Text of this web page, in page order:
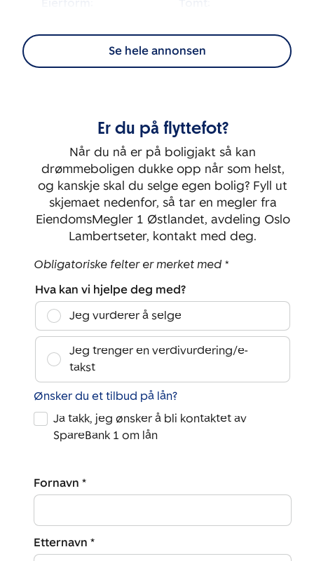
Energimerking:
BRA-i:
1
Rom:
3
Soverom:
2
Se hele annonsen
Er du på flyttefot?
Når du nå er på boligjakt så kan
drømmeboligen dukke opp når som helst,
og kanskje skal du selge egen bolig? Fyll ut
skjemaet nedenfor, så tar en megler fra
EiendomsMegler 1 Østlandet, avdeling Oslo
Lambertseter, kontakt med deg.
Obligatoriske felter er merket med *
Hva kan vi hjelpe deg med?
Jeg vurderer å selge
Jeg trenger en verdivurdering/e-
takst
Ønsker du et tilbud på lån?
Ja takk, jeg ønsker å bli kontaktet av
SpareBank 1 om lån
Fornavn *
Etternavn *